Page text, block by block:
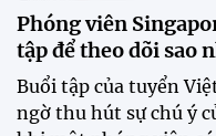
CLB Sông Lam
mới